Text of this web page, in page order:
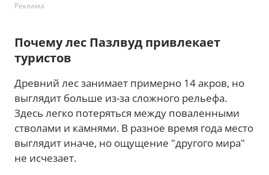
Реклама
Почему лес Пазлвуд привлекает
туристов
Древний лес занимает примерно 14 акров, но
выглядит больше из-за сложного рельефа.
Здесь легко потеряться между поваленными
стволами и камнями. В разное время года место
выглядит иначе, но ощущение "другого мира"
не исчезает.